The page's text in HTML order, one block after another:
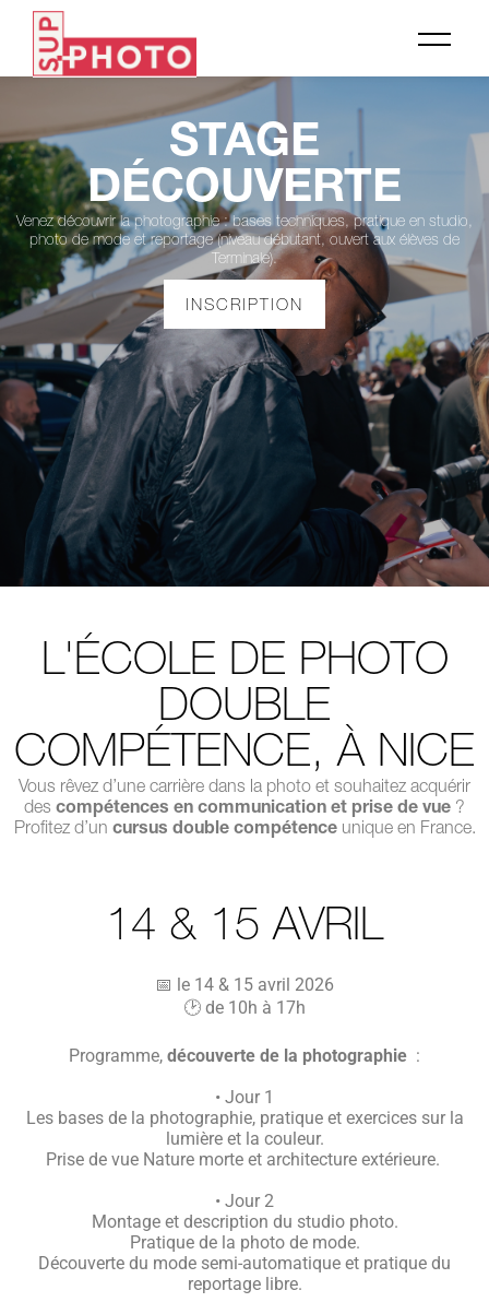
STAGE
DÉCOUVERTE
Venez découvrir la photographie : bases techniques, pratique en studio,
photo de mode et reportage (niveau débutant, ouvert aux élèves de
Terminale).
INSCRIPTION
L'ÉCOLE DE PHOTO
DOUBLE
COMPÉTENCE, À NICE
Vous rêvez d’une carrière dans la photo et souhaitez acquérir
des compétences en communication et prise de vue ?
Profitez d’un cursus double compétenceunique en France.
14 & 15 AVRIL
📅 le 14 & 15 avril 2026
🕑 de 10h à 17h
Programme, découverte de la photographie :
• Jour 1
Les bases de la photographie, pratique et exercices sur la
lumière et la couleur.
Prise de vue Nature morte et architecture extérieure.
• Jour 2
Montage et description du studio photo.
Pratique de la photo de mode.
Découverte du mode semi-automatique et pratique du
reportage libre.